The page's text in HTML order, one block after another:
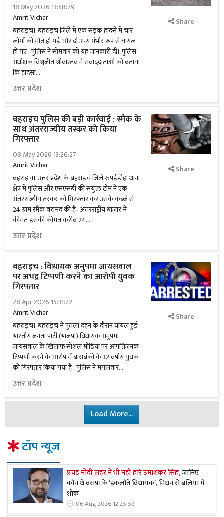
18 May 2026 13:58:29
Amrit Vichar
बहराइच। बहराइच जिले में एक सड़क हादसे में चार
लोगों की मौत हो गई और दो अन्य गंभीर रूप से घायल
हो गए। पुलिस ने सोमवार को यह जानकारी दी। पुलिस
अधीक्षक विश्वजीत श्रीवास्तव ने संवाददाताओं को बताया
कि हादसा...
उत्तर प्रदेश
Share
बहराइच पुलिस की बड़ी कार्रवाई : स्मैक के
साथ अंतरराज्यीय तस्कर को किया
गिरफ्तार
08 May 2026 13:26:27
Amrit Vichar
बहराइच। उत्तर प्रदेश के बहराइच जिले रुपईडीहा थाना
क्षेत्र में पुलिस और एसएसबी की संयुक्त टीम ने एक
अंतरराज्यीय तस्कर को गिरफ्तार कर उसके कब्जे से
24 ग्राम स्मैक बरामद की है। अंतरराष्ट्रीय बाजार में
कीमत इसकी कीमत करीब 24...
उत्तर प्रदेश
Share
बहराइच : विधायक अनुपमा जायसवाल
पर अभद्र टिप्पणी करने का आरोपी युवक
गिरफ्तार
28 Apr 2026 15:31:22
Amrit Vichar
बहराइच। बहराइच में पुतला दहन के दौरान घायल हुई
भारतीय जनता पार्टी (भाजपा) विधायक अनुपमा
जायसवाल के खिलाफ सोशल मीडिया पर आपत्तिजनक
टिप्पणी करने के आरोप में बाराबंकी के 32 वर्षीय युवक
को गिरफ्तार किया गया है। पुलिस ने मंगलवार...
उत्तर प्रदेश
Share
Load More...
टॉप न्यूज
प्रचंड मोदी लहर में भी नहीं हारे उमाशंकर सिंह,जानिए
कौन थे बसपा के ‘इकलौते विधायक’, निधन से बलिया में
शोक
06 Aug 2026 12:25:59